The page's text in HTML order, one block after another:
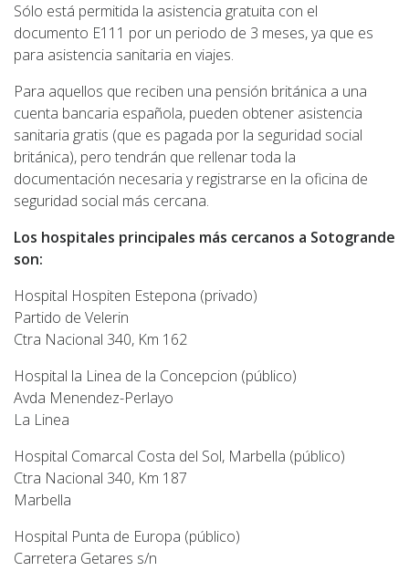
Sólo está permitida la asistencia gratuita con el
documento E111 por un periodo de 3 meses, ya que es
para asistencia sanitaria en viajes.
Para aquellos que reciben una pensión británica a una
cuenta bancaria española, pueden obtener asistencia
sanitaria gratis (que es pagada por la seguridad social
británica), pero tendrán que rellenar toda la
documentación necesaria y registrarse en la oficina de
seguridad social más cercana.
Los hospitales principales más cercanos a Sotogrande
son:
Hospital Hospiten Estepona (privado)
Partido de Velerin
Ctra Nacional 340, Km 162
Hospital la Linea de la Concepcion (público)
Avda Menendez-Perlayo
La Linea
Hospital Comarcal Costa del Sol, Marbella (público)
Ctra Nacional 340, Km 187
Marbella
Hospital Punta de Europa (público)
Carretera Getares s/n